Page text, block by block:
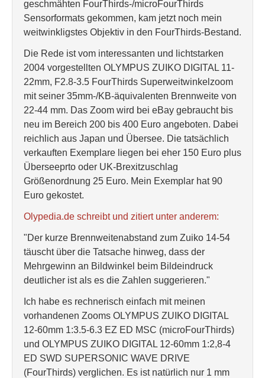
geschmähten FourThirds-/microFourThirds
Sensorformats gekommen, kam jetzt noch mein
weitwinkligstes Objektiv in den FourThirds-Bestand.
Die Rede ist vom interessanten und lichtstarken
2004 vorgestellten OLYMPUS ZUIKO DIGITAL 11-
22mm, F2.8-3.5 FourThirds Superweitwinkelzoom
mit seiner 35mm-/KB-äquivalenten Brennweite von
22-44 mm. Das Zoom wird bei eBay gebraucht bis
neu im Bereich 200 bis 400 Euro angeboten. Dabei
reichlich aus Japan und Übersee. Die tatsächlich
verkauften Exemplare liegen bei eher 150 Euro plus
Überseeprto oder UK-Brexitzuschlag
Größenordnung 25 Euro. Mein Exemplar hat 90
Euro gekostet.
Olypedia.de schreibt und zitiert unter anderem:
"Der kurze Brennweitenabstand zum Zuiko 14-54
täuscht über die Tatsache hinweg, dass der
Mehrgewinn an Bildwinkel beim Bildeindruck
deutlicher ist als es die Zahlen suggerieren."
Ich habe es rechnerisch einfach mit meinen
vorhandenen Zooms OLYMPUS ZUIKO DIGITAL
12-60mm 1:3.5-6.3 EZ ED MSC (microFourThirds)
und OLYMPUS ZUIKO DIGITAL 12-60mm 1:2,8-4
ED SWD SUPERSONIC WAVE DRIVE
(FourThirds) verglichen. Es ist natürlich nur 1 mm